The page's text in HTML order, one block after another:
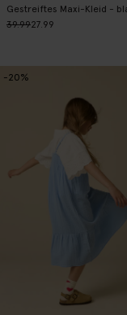
Gestreiftes Maxi-Kleid -
39.9927.99
-20%